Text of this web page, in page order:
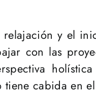
y el
con las
cabida en